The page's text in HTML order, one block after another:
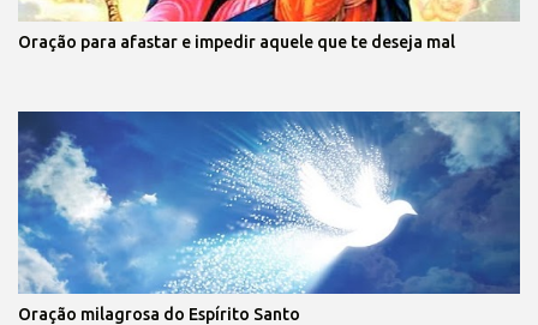
Oração para afastar e impedir aquele que te deseja mal
Oração milagrosa do Espírito Santo